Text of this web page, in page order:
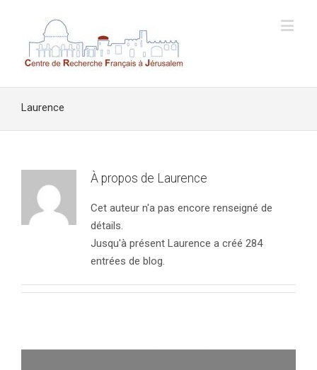
Laurence
À propos de Laurence
Cet auteur n'a pas encore renseigné de
détails.
Jusqu'à présent Laurence a créé 284
entrées de blog.